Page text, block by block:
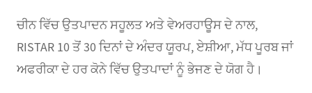
ਚੀਨ ਵਿੱਚ ਉਤਪਾਦਨ ਸਹੂਲਤ ਅਤੇ ਵੇਅਰਹਾਊਸ ਦੇ ਨਾਲ,
RISTAR 10 ਤੋਂ 30 ਦਿਨਾਂ ਦੇ ਅੰਦਰ ਯੂਰਪ, ਏਸ਼ੀਆ, ਮੱਧ ਪੂਰਬ ਜਾਂ
ਅਫਰੀਕਾ ਦੇ ਹਰ ਕੋਨੇ ਵਿੱਚ ਉਤਪਾਦਾਂ ਨੂੰ ਭੇਜਣ ਦੇ ਯੋਗ ਹੈ।